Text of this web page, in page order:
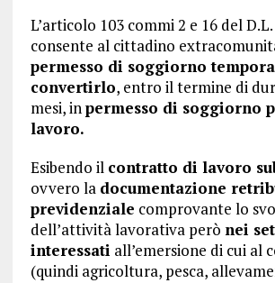
L’articolo 103 commi 2 e 16 del
consente al cittadino
permesso di soggiorno
convertirlo, entro il termine di
mesi, inpermesso di soggiorno
lavoro.
Esibendo il contratto di lavoro
ovvero la documentazione
previdenziale comprovante lo
dell’attività lavorativa però nei
interessati all’emersione di cui al
(quindi agricoltura, pesca,